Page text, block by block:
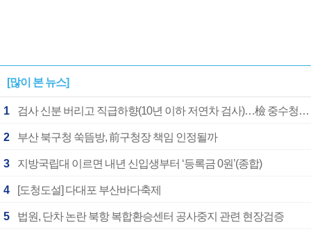
[많이 본 뉴스]
1 검사 신분 버리고 직급하향(10년 이하 저연차 검사)…檢 중수청행 기피
2 부산 북구청 쑥뜸방, 前구청장 책임 인정될까
3 지방국립대 이르면 내년 신입생부터 ‘등록금 0원’(종합)
4 [도청도설] 다대포 부산바다축제
5 법원, 단차 논란 북항 복합환승센터 공사중지 관련 현장검증